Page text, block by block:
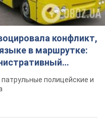
конфликт,
в маршрутке:
полицейские и